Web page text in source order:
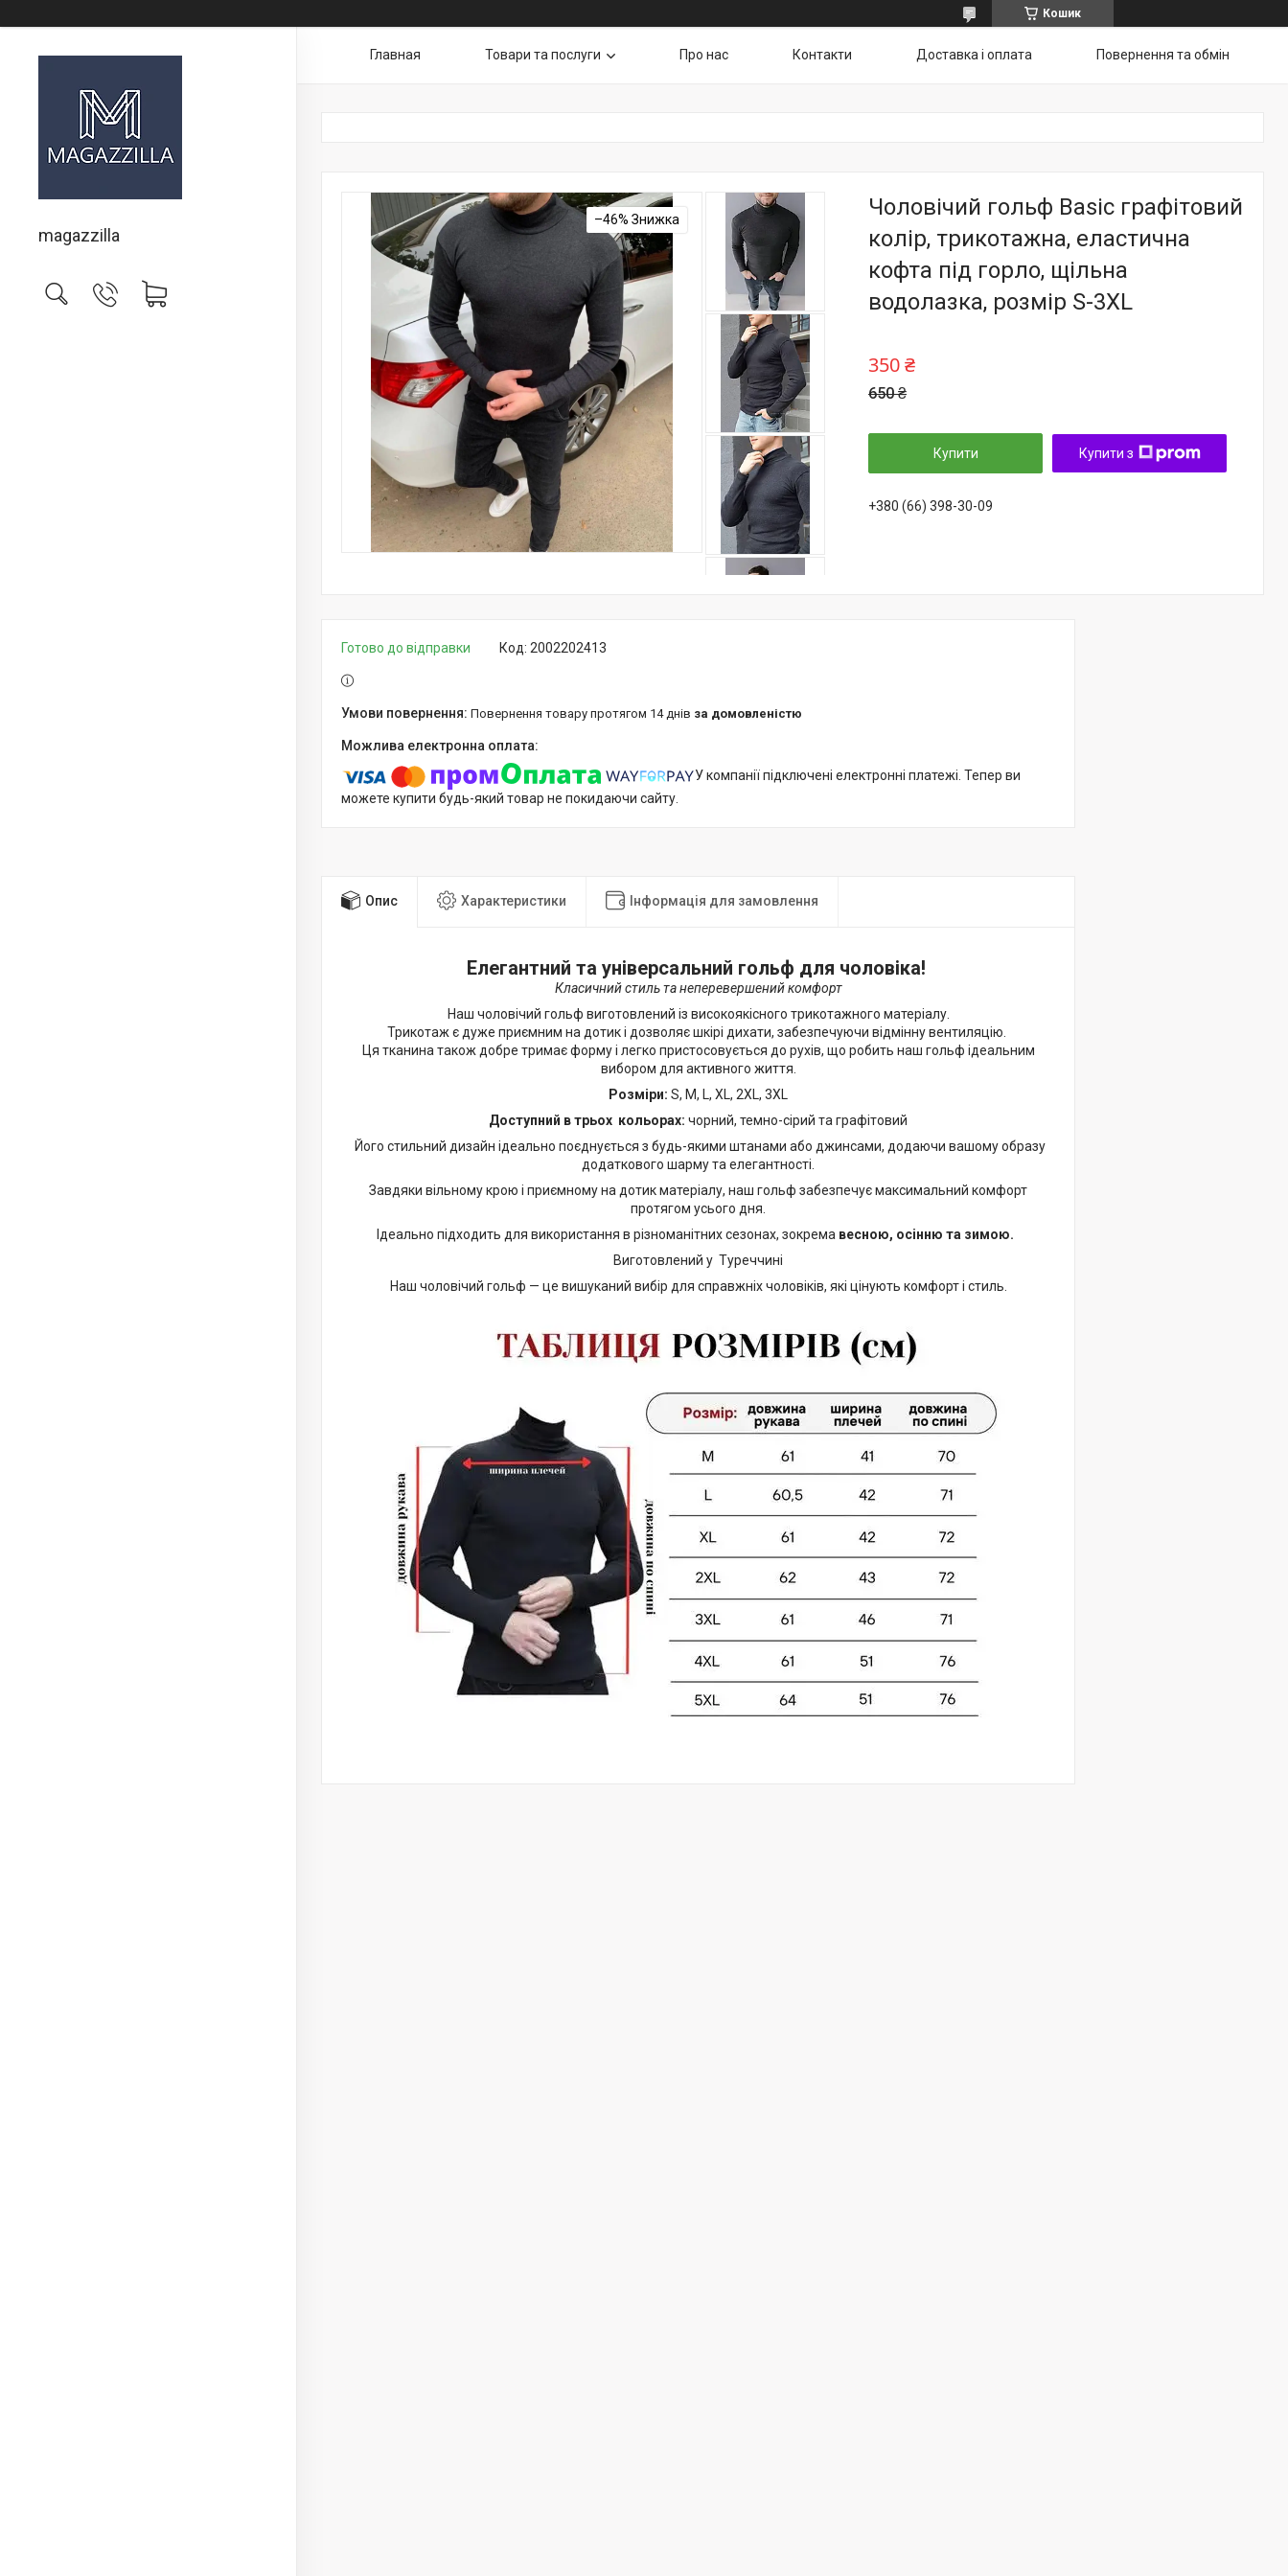
Кошик
magazzilla
Главная Товари та послуги Про нас Контакти Доставка і оплата Повернення та обмін
–46%
Чоловічий гольф Basic графітовий
колір, трикотажна, еластична
кофта під горло, щільна
водолазка, розмір S-3XL
650 ₴
350 ₴
Купити Купити з
+380 (66) 398-30-09
Готово до відправки Код: 2002202413
повернення товару протягом 14 днів за домовленістю
У компанії підключені електронні платежі. Тепер ви
можете купити будь-який товар не покидаючи сайту.
Опис Характеристики Інформація для замовлення
Елегантний та універсальний гольф для чоловіка!
Класичний стиль та неперевершений комфорт
Наш чоловічий гольф виготовлений із високоякісного трикотажного матеріалу.
Трикотаж є дуже приємним на дотик і дозволяє шкірі дихати, забезпечуючи відмінну вентиляцію.
Ця тканина також добре тримає форму і легко пристосовується до рухів, що робить наш гольф ідеальним
вибором для активного життя.
Розміри: S, M, L, XL, 2XL, 3XL
Доступний в трьох кольорах:чорний, темно-сірий та графітовий
Його стильний дизайн ідеально поєднується з будь-якими штанами або джинсами, додаючи вашому образу
додаткового шарму та елегантності.
Завдяки вільному крою і приємному на дотик матеріалу, наш гольф забезпечує максимальний комфорт
протягом усього дня.
Ідеально підходить для використання в різноманітних сезонах, зокрема весною, осінню та зимою.
Виготовлений у Туреччині
Наш чоловічий гольф — це вишуканий вибір для справжніх чоловіків, які цінують комфорт і стиль.